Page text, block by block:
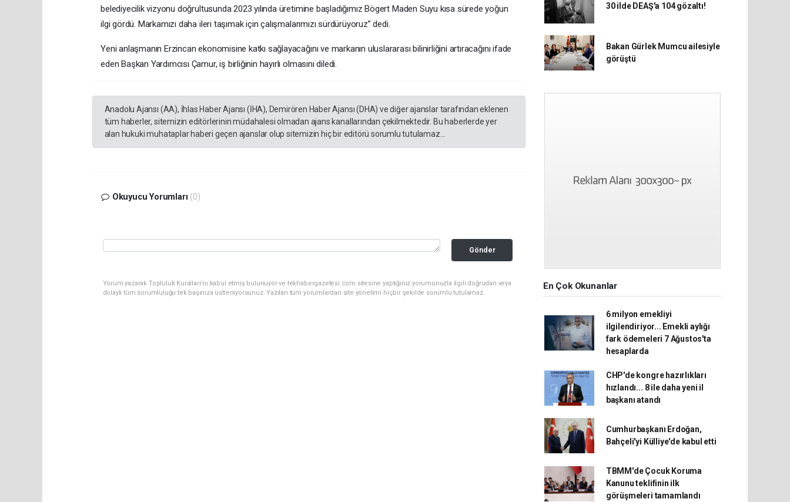
belediyecilik vizyonu doğrultusunda 2023 yılında üretimine başladığımız Bögert Maden Suyu kısa sürede yoğun
ilgi gördü. Markamızı daha ileri taşımak için çalışmalarımızı sürdürüyoruz” dedi.
Yeni anlaşmanın Erzincan ekonomisine katkı sağlayacağını ve markanın uluslararası bilinirliğini artıracağını ifade
eden Başkan Yardımcısı Çamur, iş birliğinin hayırlı olmasını diledi.
Anadolu Ajansı (AA), İhlas Haber Ajansı (İHA), Demirören Haber Ajansı (DHA) ve diğer ajanslar tarafından eklenen
tüm haberler, sitemizin editörlerinin müdahalesi olmadan ajans kanallarından çekilmektedir. Bu haberlerde yer
alan hukuki muhataplar haberi geçen ajanslar olup sitemizin hiç bir editörü sorumlu tutulamaz...
Okuyucu Yorumları (0)
Gönder
Yorum yazarak Topluluk Kuralları’nı kabul etmiş bulunuyor ve tekhabergazetesi.com sitesine yaptığınız yorumunuzla ilgili doğrudan veya
dolaylı tüm sorumluluğu tek başınıza üstleniyorsunuz. Yazılan tüm yorumlardan site yönetimi hiçbir şekilde sorumlu tutulamaz.
30 ilde DEAŞ'a 104 gözaltı!
Bakan Gürlek Mumcu ailesiyle
görüştü
En Çok Okunanlar
6 milyon emekliyi
ilgilendiriyor... Emekli aylığı
fark ödemeleri 7 Ağustos'ta
hesaplarda
CHP'de kongre hazırlıkları
hızlandı... 8 ile daha yeni il
başkanı atandı
Cumhurbaşkanı Erdoğan,
Bahçeli'yi Külliye'de kabul etti
TBMM'de Çocuk Koruma
Kanunu teklifinin ilk
görüşmeleri tamamlandı